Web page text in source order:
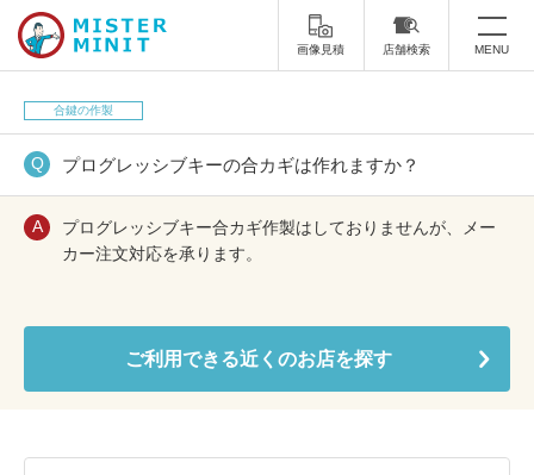
画像見積 店舗検索 MENU
トップ
ミスターミニットについて
修理サービス・料金
スニーカー修理 靴磨き
合鍵の作製
プログレッシブキーの合カギは作れますか？
プログレッシブキー合カギ作製はしておりませんが、メー
カー注文対応を承ります。
ご利用できる近くのお店を探す